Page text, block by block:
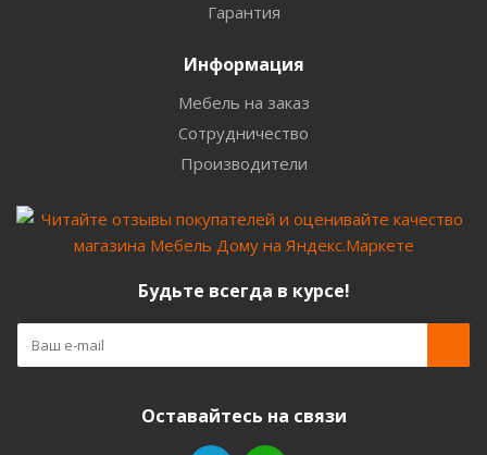
Гарантия
Информация
Мебель на заказ
Сотрудничество
Производители
Будьте всегда в курсе!
Оставайтесь на связи